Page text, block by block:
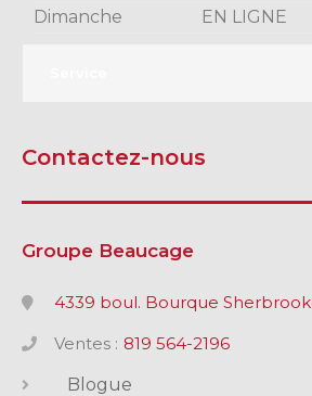
Dimanche
EN LIGNE
Contactez-nous
Groupe Beaucage
4339 boul. Bourque
Ventes : 819 564-2196
Blogue